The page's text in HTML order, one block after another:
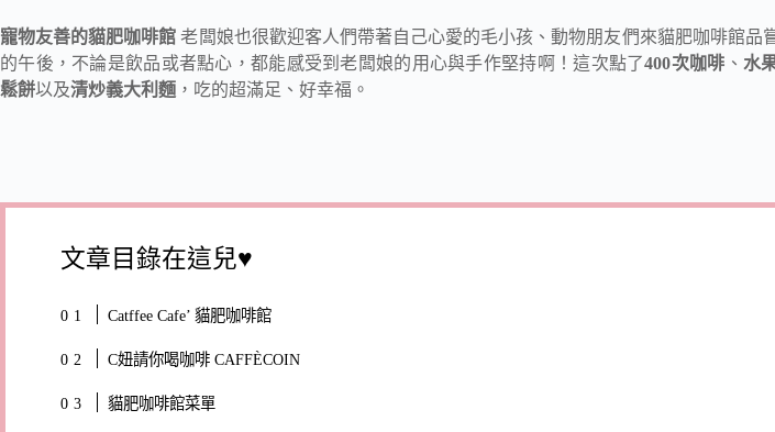
寵物友善的貓肥咖啡館老闆娘也很歡迎客人們帶著自己心愛的毛小孩、動物朋友們來貓肥咖啡館品
的午後，不論是飲品或者點心，都能感受到老闆娘的用心與手作堅持啊！這次點了400次咖啡 、 水
鬆餅以及清炒義大利麵 ，吃的超滿足、好幸福。
文章目錄在這兒♥
Catffee Cafe’ 貓肥咖啡館
C妞請你喝咖啡 CAFFÈCOIN
貓肥咖啡館菜單